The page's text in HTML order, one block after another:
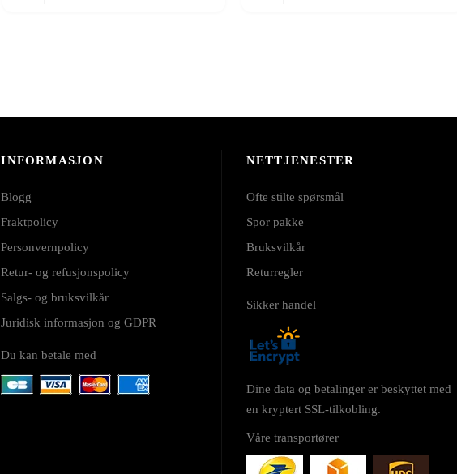
INFORMASJON
Blogg
Fraktpolicy
Personvernpolicy
Retur- og refusjonspolicy
Salgs- og bruksvilkår
Juridisk informasjon og GDPR
Du kan betale med
NETTJENESTER
Ofte stilte spørsmål
Spor pakke
Bruksvilkår
Returregler
Sikker handel
Dine data og betalinger er beskyttet med
en kryptert SSL-tilkobling.
Våre transportører